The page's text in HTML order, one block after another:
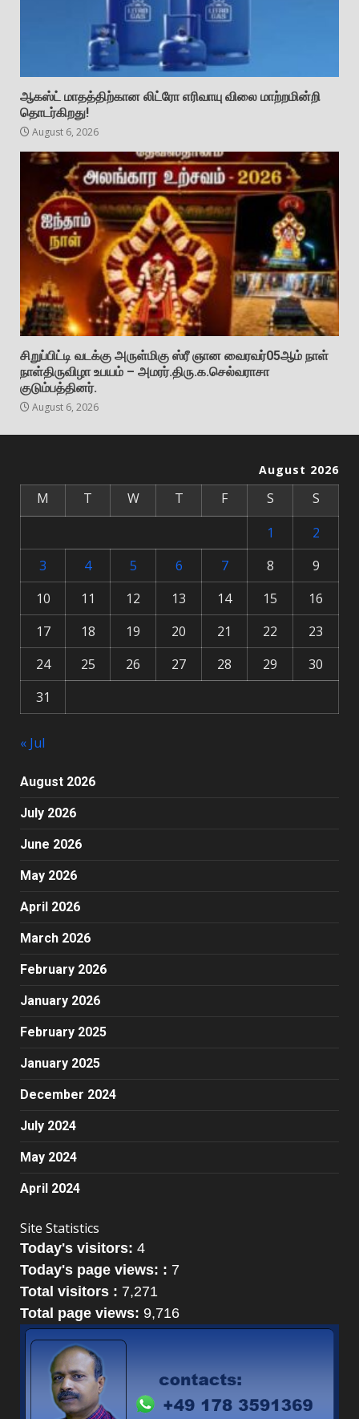
ஆகஸ்ட் மாதத்திற்கான லிட்ரோ எரிவாயு விலை மாற்றமின்றி
தொடர்கிறது!
August 6, 2026
சிறுப்பிட்டி வடக்கு அருள்மிகு ஸ்ரீ ஞான வைரவர்05ஆம் நாள்
நாள்திருவிழா உபயம் – அமரர்.திரு.க.செல்வராசா
குடும்பத்தினர்.
August 6, 2026
August 2026
M T W T F S
S
1
2
3
4 5 6 7 8
9
10
11 12 13 14 15
16
17
18 19 20 21 22
23
24
25 26 27 28 29
30
31
« Jul
August 2026
July 2026
June 2026
May 2026
April 2026
March 2026
February 2026
January 2026
February 2025
January 2025
December 2024
July 2024
May 2024
April 2024
Site Statistics
Today's visitors: 4
Today's page views: : 7
Total visitors : 7,271
Total page views: 9,716